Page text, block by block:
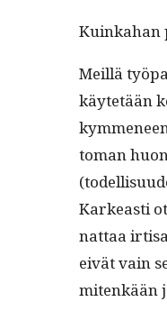
Kuinka­han
Meil­lä
käytetään
toman
Karkeasti
nat­taa
eivät vain
mitenkään